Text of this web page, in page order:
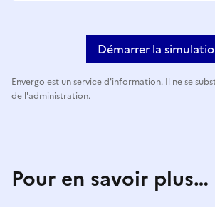
Démarrer la
Envergo est un service d'information. Il ne se
de l'administration.
Pour en savoir plus…